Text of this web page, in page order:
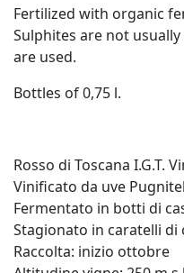
Fertilized with organic
Sulphites are not
are used.
Bottles of 0,75 l.
Rosso di Toscana I.G.T.
Vinificato da uve
Fermentato in botti di
Stagionato in caratelli di
Raccolta: inizio ottobre